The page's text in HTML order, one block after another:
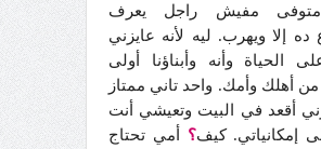
متوفى مفيش راجل يعرف
ده إلا ويهرب. ليه لأنه عايزني
الحياة وأنه وأبناؤنا أولى
أهلك وأمك. واحد تاني ممتاز
أقعد في البيت وتعيشي أنت
إمكانياتي. كيف؟ أمي تحتاج